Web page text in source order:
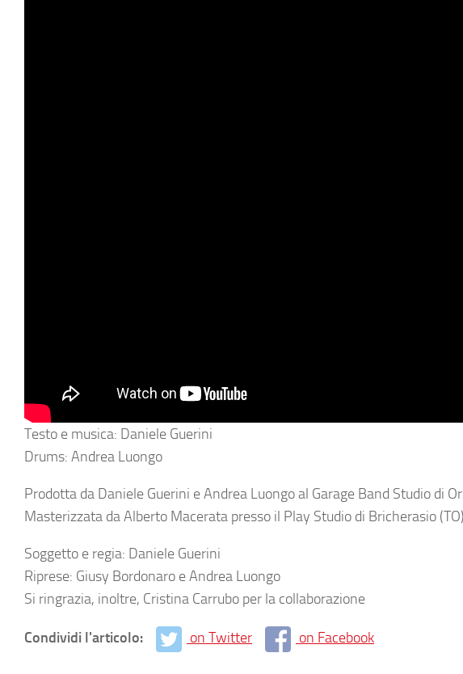
Testo e musica: Daniele Guerini
Drums: Andrea Luongo
Prodotta da Daniele Guerini e Andrea Luongo al Garage Band Studio di
Masterizzata da Alberto Macerata presso il Play Studio di Bricherasio (TO)
Soggetto e regia: Daniele Guerini
Riprese: Giusy Bordonaro e Andrea Luongo
Si ringrazia, inoltre, Cristina Carrubo per la collaborazione
Condividi l'articolo: on Twitter on Facebook